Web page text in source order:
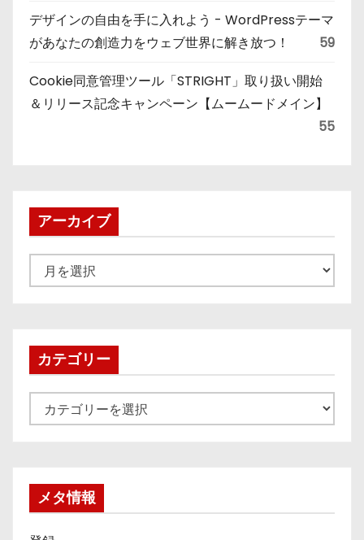
デザインの自由を手に入れよう - WordPressテーマ
があなたの創造力をウェブ世界に解き放つ！
59
Cookie同意管理ツール「STRIGHT」取り扱い開始
＆リリース記念キャンペーン【ムームードメイン】
55
アーカイブ
ー
ブカテゴリー
テ
メタ情報